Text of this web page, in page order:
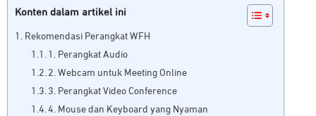
Konten dalam artikel ini
Rekomendasi Perangkat WFH
1. Perangkat Audio
2. Webcam untuk Meeting Online
3. Perangkat Video Conference
4. Mouse dan Keyboard yang Nyaman